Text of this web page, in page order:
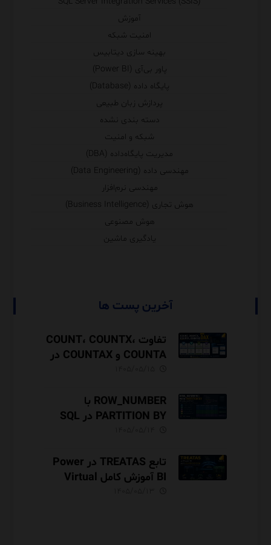
آموزش
امنیت شبکه
بهینه سازی دیتابیس
پاور بی‌آی (Power BI)
پایگاه داده (Database)
پردازش زبان طبیعی
دسته بندی نشده
شبکه و امنیت
مدیریت پایگاه‌داده (DBA)
مهندسی داده (Data Engineering)
مهندسی نرم‌افزار
هوش تجاری (Business Intelligence)
هوش مصنوعی
یادگیری ماشین
آخرین پست ها
تفاوت COUNT، COUNTX،
COUNTA و COUNTAX در
ROW_NUMBER با
PARTITION BY در SQL
تابع TREATAS در Power
BI آموزش کامل Virtual